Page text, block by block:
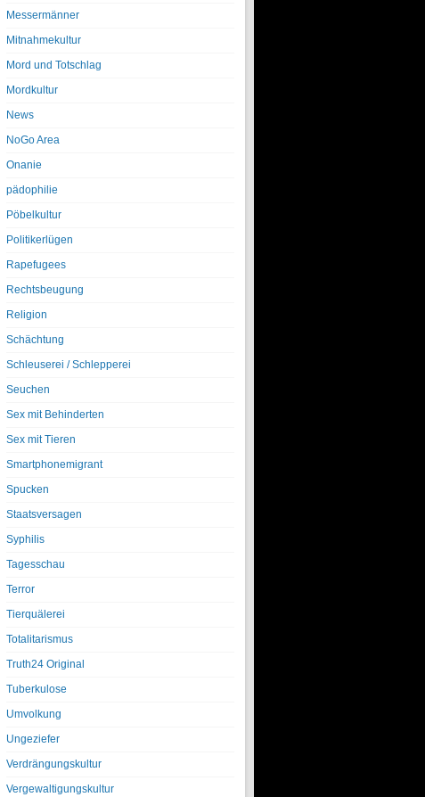
Messermänner
Mitnahmekultur
Mord und Totschlag
Mordkultur
News
NoGo Area
Onanie
pädophilie
Pöbelkultur
Politikerlügen
Rapefugees
Rechtsbeugung
Religion
Schächtung
Schleuserei / Schlepperei
Seuchen
Sex mit Behinderten
Sex mit Tieren
Smartphonemigrant
Spucken
Staatsversagen
Syphilis
Tagesschau
Terror
Tierquälerei
Totalitarismus
Truth24 Original
Tuberkulose
Umvolkung
Ungeziefer
Verdrängungskultur
Vergewaltigungskultur